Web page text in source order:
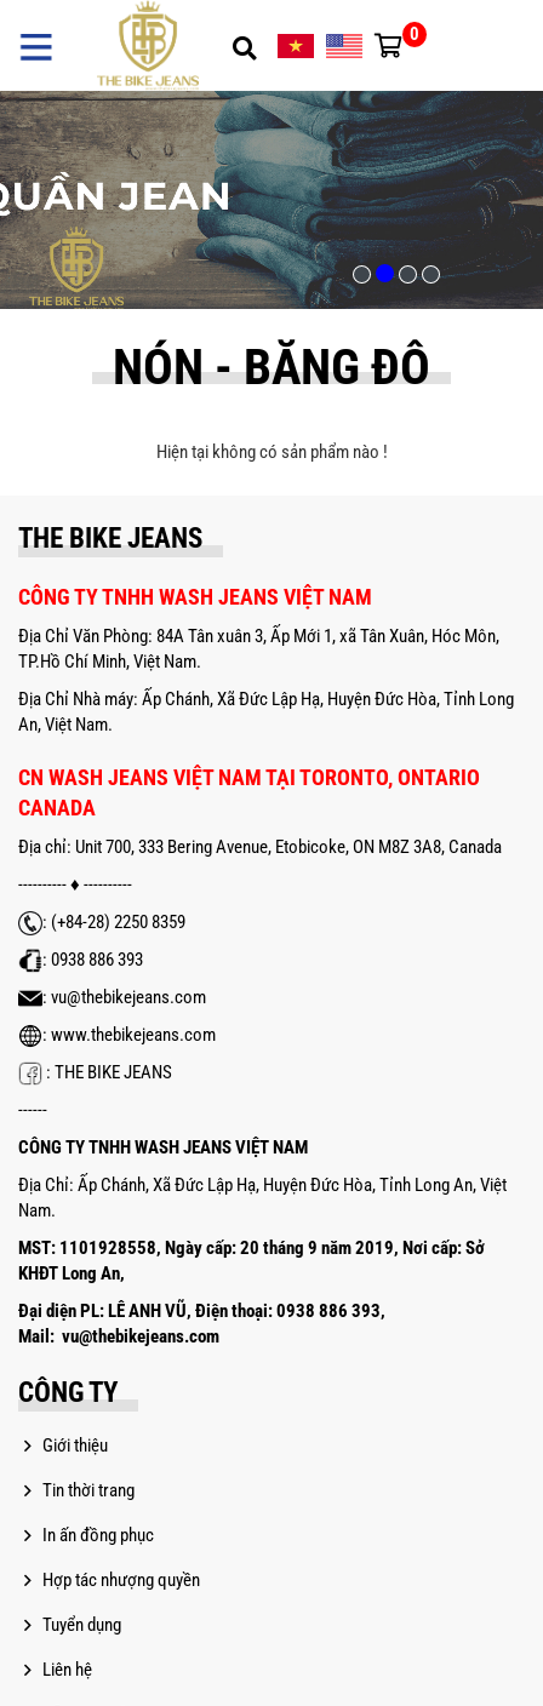
0
NÓN - BĂNG ĐÔ
Hiện tại không có sản phẩm nào !
THE BIKE JEANS
CÔNG TY TNHH WASH JEANS VIỆT NAM
Địa Chỉ Văn Phòng: 84A Tân xuân 3, Ấp Mới 1, xã Tân Xuân, Hóc Môn,
TP.Hồ Chí Minh, Việt Nam.
Địa Chỉ Nhà máy: Ấp Chánh, Xã Đức Lập Hạ, Huyện Đức Hòa, Tỉnh Long
An, Việt Nam.
CN WASH JEANS VIỆT NAM TẠI TORONTO, ONTARIO
CANADA
Địa chỉ: Unit 700, 333 Bering Avenue, Etobicoke, ON M8Z 3A8, Canada
---------- ♦ ----------
: (+84-28) 2250 8359
: 0938 886 393
: vu@thebikejeans.com
: www.thebikejeans.com
: THE BIKE JEANS
------
CÔNG TY TNHH WASH JEANS VIỆT NAM
Địa Chỉ: Ấp Chánh, Xã Đức Lập Hạ, Huyện Đức Hòa, Tỉnh Long An, Việt
Nam.
MST: 1101928558, Ngày cấp: 20 tháng 9 năm 2019, Nơi cấp: Sở
KHĐT Long An,
Đại diện PL: LÊ ANH VŨ, Điện thoại: 0938 886 393,
Mail: vu@thebikejeans.com
CÔNG TY
Giới thiệu
Tin thời trang
In ấn đồng phục
Hợp tác nhượng quyền
Tuyển dụng
Liên hệ